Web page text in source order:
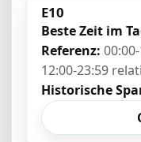
E10
Beste Zeit im
Referenz:
12:00-23:59
Historische